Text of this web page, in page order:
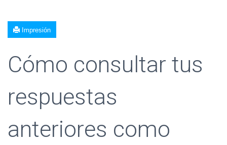
Impresión
Cómo consultar tus
respuestas
anteriores como